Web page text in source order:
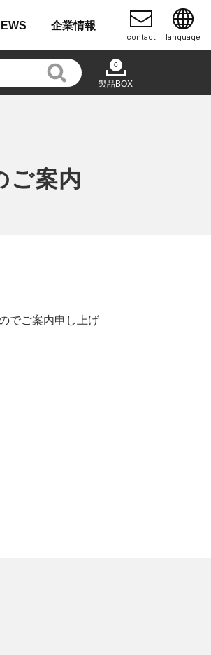
企業情報
contact language
0
製品BOX
ご案内
でご案内申し上げ